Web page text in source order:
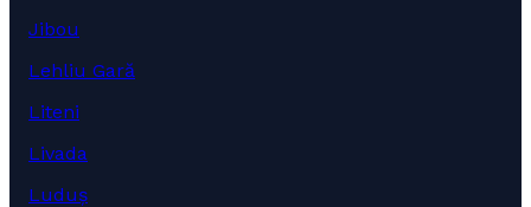
Jibou
Lehliu Gară
Liteni
Livada
Luduș